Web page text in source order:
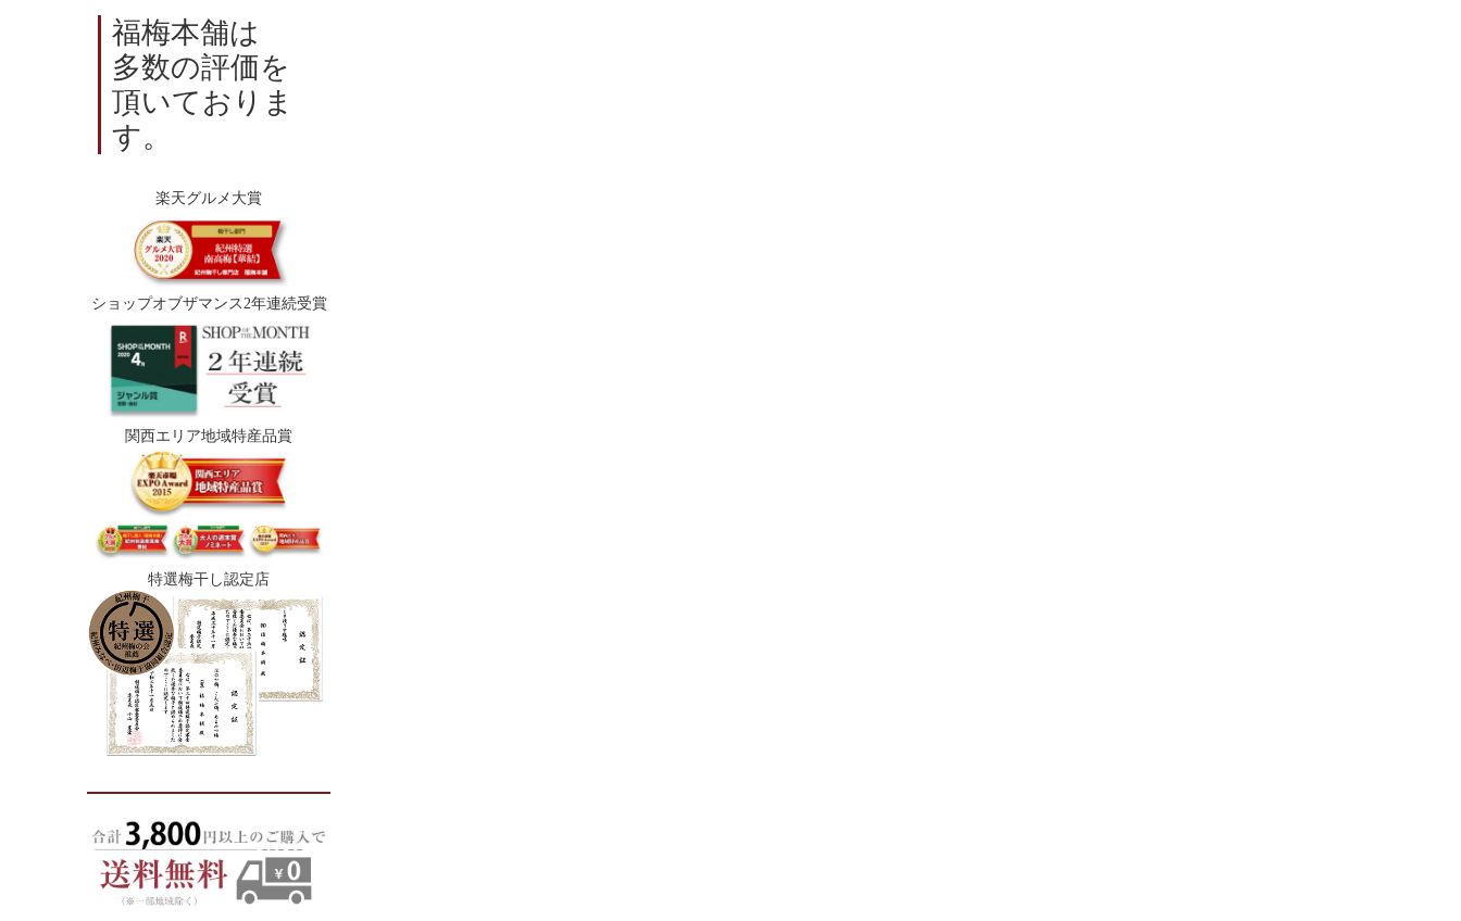
福梅本舗は
多数の評価を
頂いておりま
す。
楽天グルメ大賞
ショップオブザマンス2年連続受賞
関西エリア地域特産品賞
特選梅干し認定店